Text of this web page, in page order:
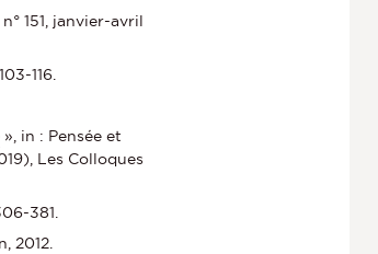
151, janvier-avril
116.
», in : Pensée et
Les Colloques
381.
2012.